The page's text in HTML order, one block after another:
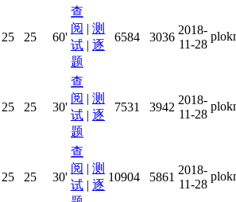
25 25 60'
查
阅 | 测
试 | 逐
题
6584 3036
2018-
11-28
25 25 30'
查
阅 | 测
试 | 逐
题
7531 3942
2018-
11-28
25 25 30'
查
阅 | 测
试 | 逐
10904 5861
2018-
11-28